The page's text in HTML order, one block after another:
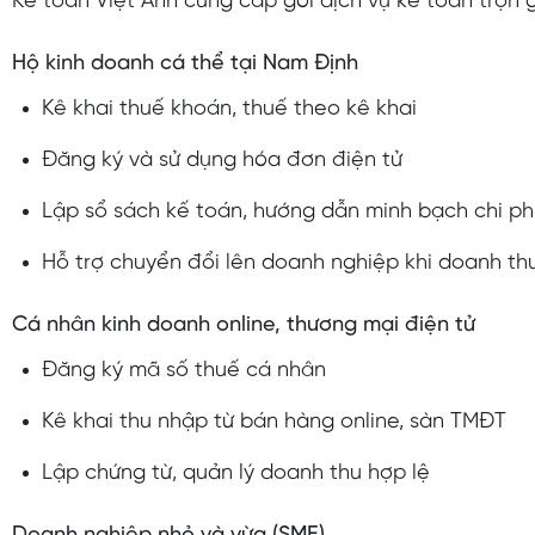
Hộ kinh doanh cá thể tại Nam Định
Kê khai thuế khoán, thuế theo kê khai
Đăng ký và sử dụng hóa đơn điện tử
Lập sổ sách kế toán, hướng dẫn minh bạch chi
Hỗ trợ chuyển đổi lên doanh nghiệp khi doanh
Cá nhân kinh doanh online, thương mại điện tử
Đăng ký mã số thuế cá nhân
Kê khai thu nhập từ bán hàng online, sàn TMĐT
Lập chứng từ, quản lý doanh thu hợp lệ